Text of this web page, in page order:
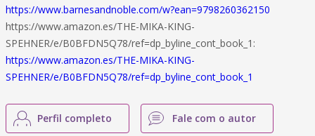
https://www.barnesandnoble.com/w?ean=9798260362150
https://www.amazon.es/THE-MIKA-KING-
SPEHNER/e/B0BFDN5Q78/ref=dp_byline_cont_book_1:
https://www.amazon.es/THE-MIKA-KING-
SPEHNER/e/B0BFDN5Q78/ref=dp_byline_cont_book_1
Perfil completo Fale com o autor